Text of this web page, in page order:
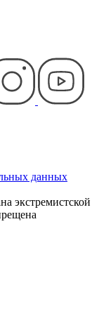
данных
экстремистской